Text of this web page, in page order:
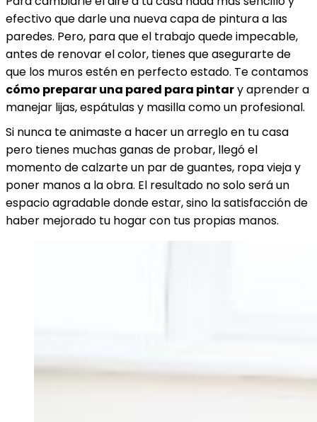
efectivo que darle una nueva capa de pintura a las
paredes. Pero, para que el trabajo quede impecable,
antes de renovar el color, tienes que asegurarte de
que los muros estén en perfecto estado. Te contamos
cómo preparar una pared para pintary aprender a
manejar lijas, espátulas y masilla como un profesional.
Si nunca te animaste a hacer un arreglo en tu casa
pero tienes muchas ganas de probar, llegó el
momento de calzarte un par de guantes, ropa vieja y
poner manos a la obra. El resultado no solo será un
espacio agradable donde estar, sino la satisfacción de
haber mejorado tu hogar con tus propias manos.